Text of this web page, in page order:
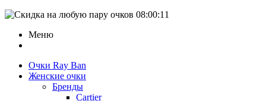
08:00:11
Меню
Очки Ray Ban
Женские очки
Бренды
Cartier